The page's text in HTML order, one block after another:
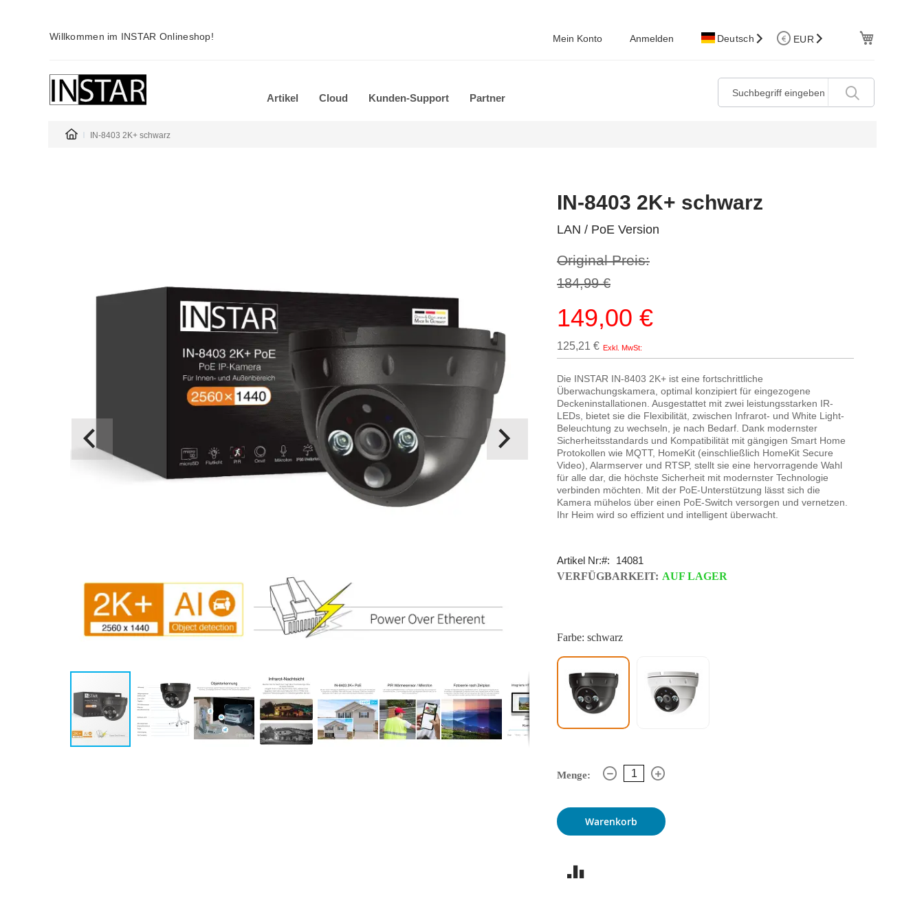
Willkommen im INSTAR Onlineshop! Mein Konto Anmelden Deutsch EUR
Artikel Cloud Kunden-Support Partner
IN-8403 2K+ schwarz
IN-8403 2K+ schwarz
LAN / PoE Version
Original Preis:
184,99 €
Sonderpreis
149,00 €
125,21 €
Die INSTAR IN-8403 2K+ ist eine fortschrittliche
Überwachungskamera, optimal konzipiert für eingezogene
Deckeninstallationen. Ausgestattet mit zwei leistungsstarken IR-
LEDs, bietet sie die Flexibilität, zwischen Infrarot- und White Light-
Beleuchtung zu wechseln, je nach Bedarf. Dank modernster
Sicherheitsstandards und Kompatibilität mit gängigen Smart Home
Protokollen wie MQTT, HomeKit (einschließlich HomeKit Secure
Video), Alarmserver und RTSP, stellt sie eine hervorragende Wahl
für alle dar, die höchste Sicherheit mit modernster Technologie
verbinden möchten. Mit der PoE-Unterstützung lässt sich die
Kamera mühelos über einen PoE-Switch versorgen und vernetzen.
Ihr Heim wird so effizient und intelligent überwacht.
Artikel Nr:
14081
VERFÜGBARKEIT: AUF LAGER
Farbe: schwarz
Menge:
Warenkorb